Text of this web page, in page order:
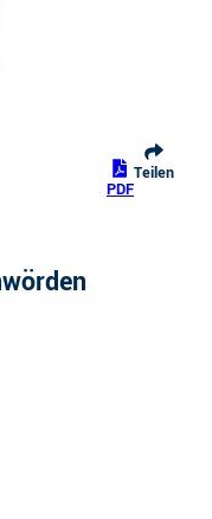
PDF
Teilen